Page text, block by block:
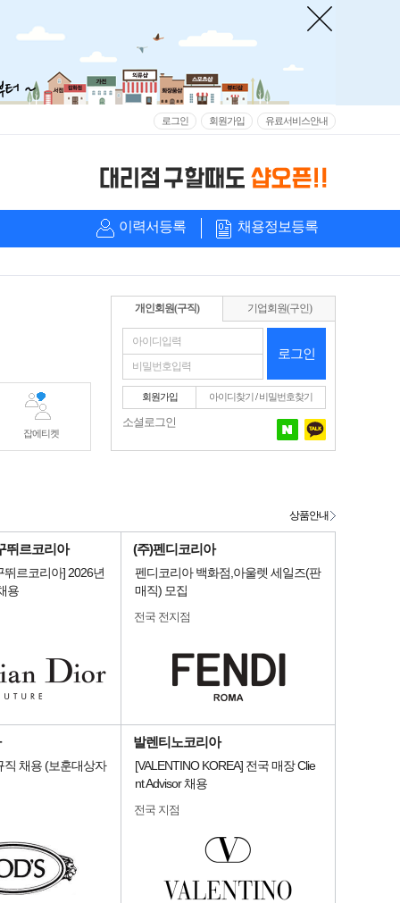
로그인 회원가입 유료서비스안내
이력서등록 채용정보등록
잡에티켓
개인회원(구직) 기업회원(구인)
로그인
회원가입 아이디찾기/비밀번호찾기
소셜로그인
뛰르코리아
르코리아] 2026년
용
(주)펜디코리아
펜디코리아 백화점,아울렛 세일즈(판
매직) 모집
전국 전지점
직 채용 (보훈대상자
발렌티노코리아
[VALENTINO KOREA] 전국 매장 Clie
nt Advisor 채용
전국 지점
상품안내